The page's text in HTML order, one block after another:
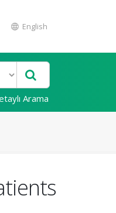
English
Arama